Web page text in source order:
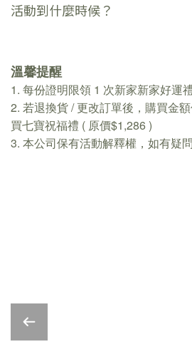
活動到什麼時候？
溫馨提醒
1. 每份證明限領 1 次新家新家好運
2. 若退換貨 / 更改訂單後，購買金
買七寶祝福禮 ( 原價$1,286 )
3. 本公司保有活動解釋權，如有疑